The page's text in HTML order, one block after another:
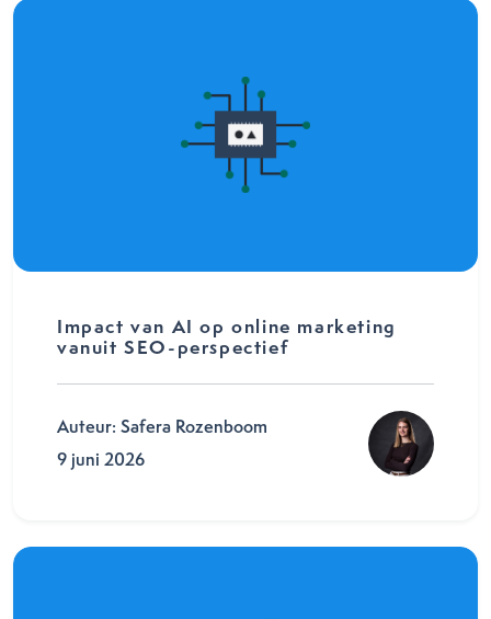
Impact van AI op online marketing
vanuit SEO-perspectief
Auteur: Safera Rozenboom
9 juni 2026